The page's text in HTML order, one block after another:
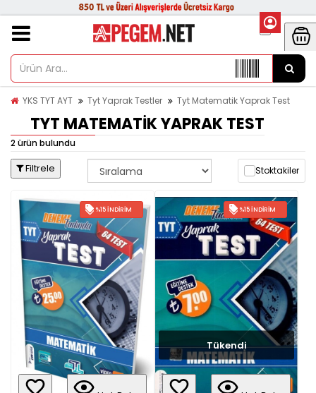
YKS TYT AYT Tyt Yaprak Testler Tyt Matematik Yaprak Test
TYT MATEMATIK YAPRAK TEST
2 ürün bulundu
Filtrele Stoktakiler
%15 İNDIRIM %15 İNDIRIM
Tükendi